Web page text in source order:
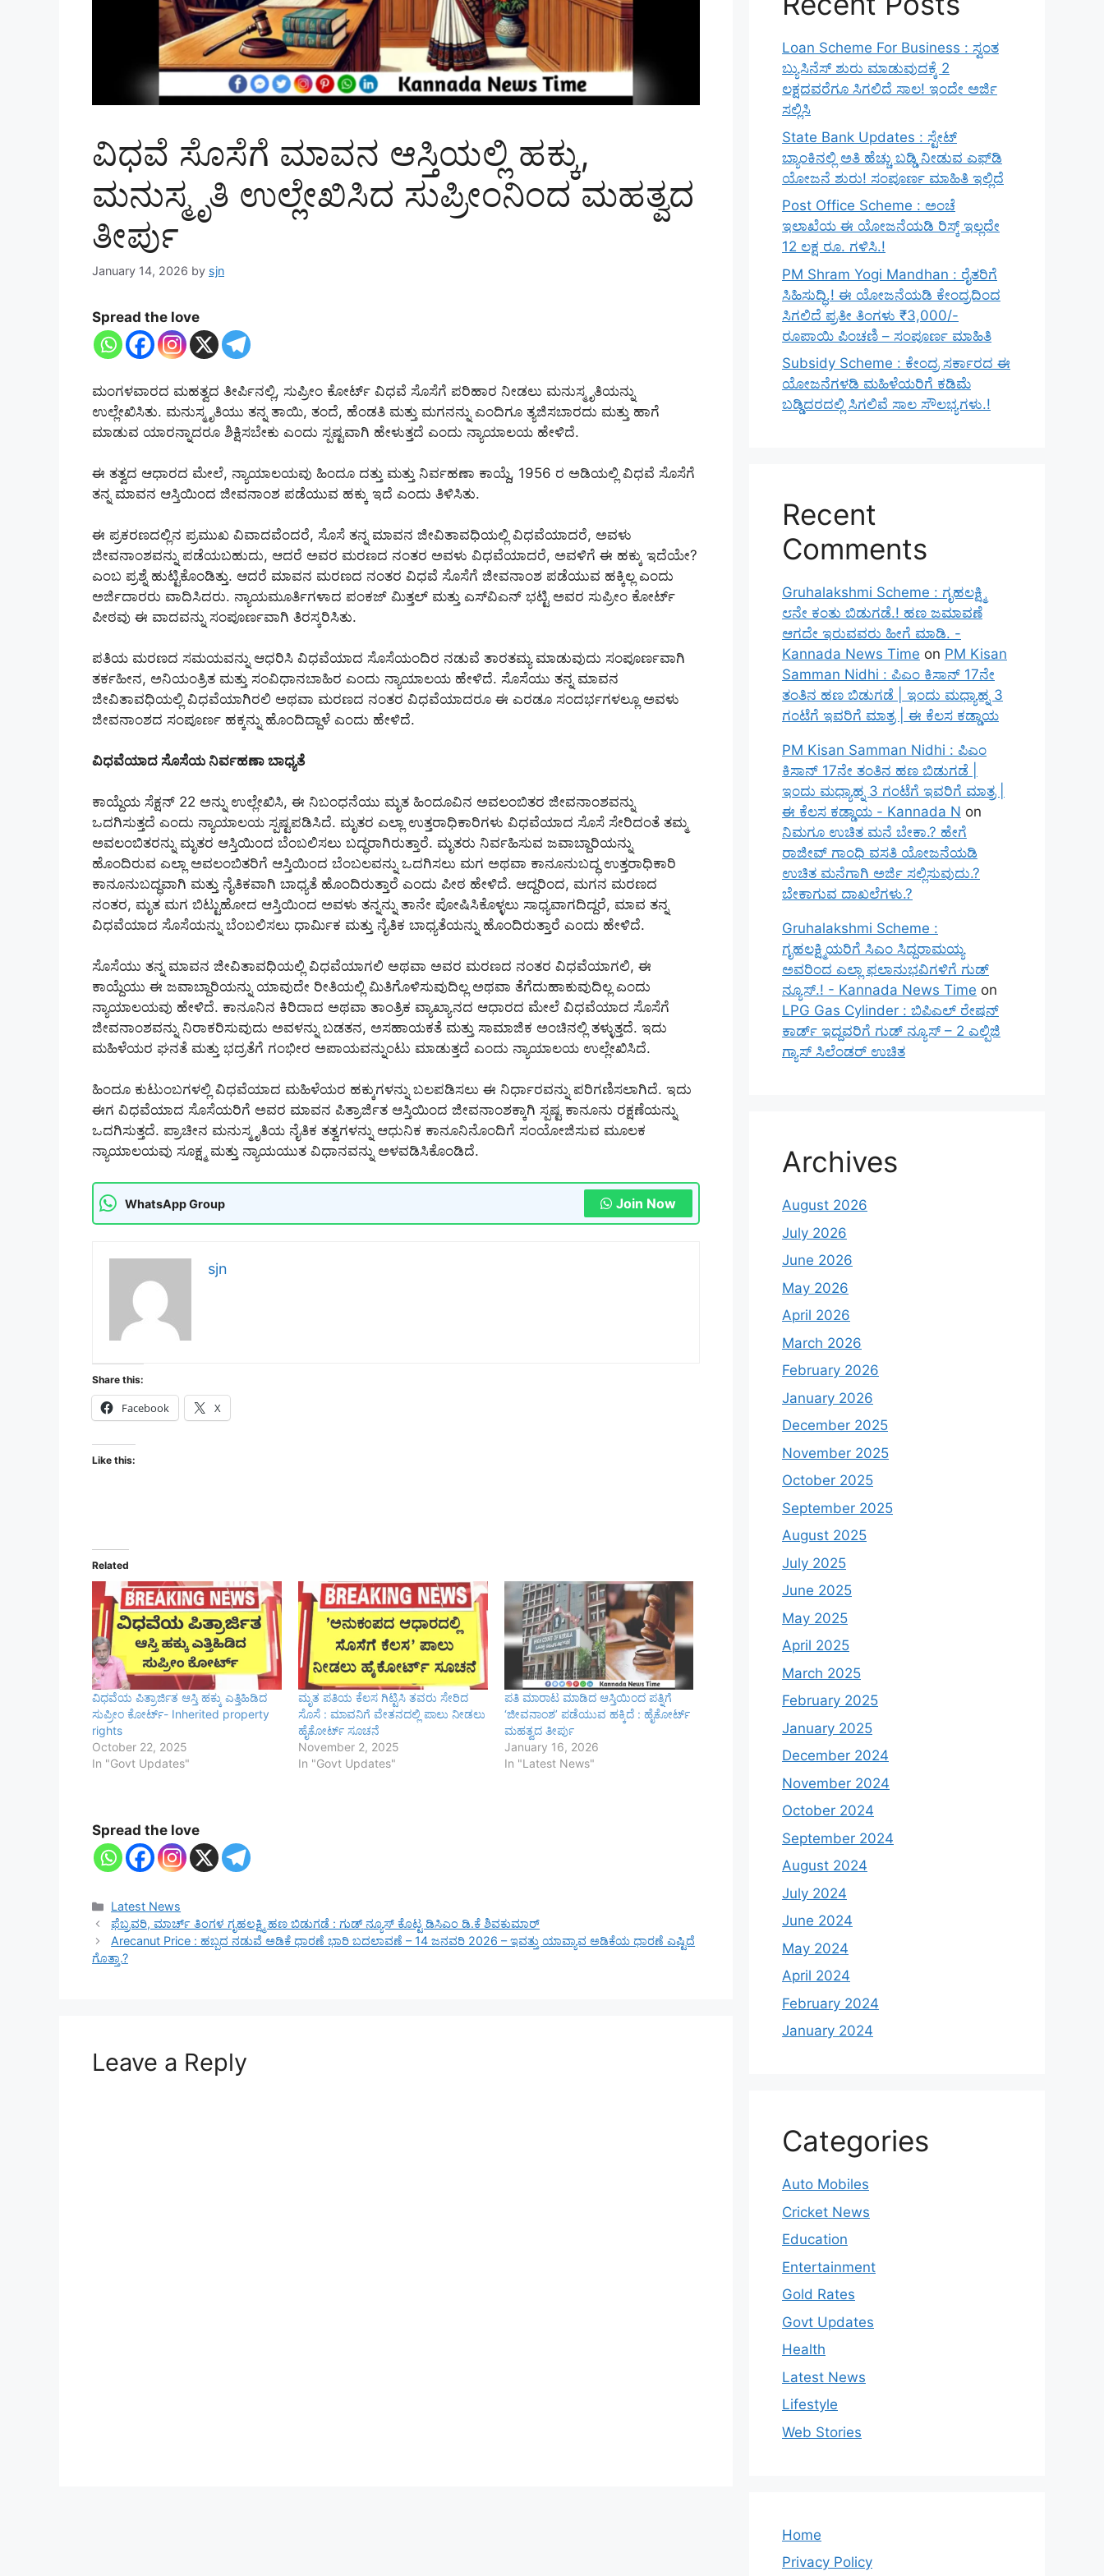
ವಿಧವೆ ಸೊಸೆಗೆ ಮಾವನ ಆಸ್ತಿಯಲ್ಲಿ ಹಕ್ಕು,
ಮನುಸ್ಮೃತಿ ಉಲ್ಲೇಖಿಸಿದ ಸುಪ್ರೀಂನಿಂದ ಮಹತ್ವದ
ತೀರ್ಪು
January 14, 2026 by sjn
Spread the love
ಮಂಗಳವಾರದ ಮಹತ್ವದ ತೀರ್ಪಿನಲ್ಲಿ, ಸುಪ್ರೀಂ ಕೋರ್ಟ್ ವಿಧವೆ ಸೊಸೆಗೆ ಪರಿಹಾರ ನೀಡಲು ಮನುಸ್ಮೃತಿಯನ್ನು
ಉಲ್ಲೇಖಿಸಿತು. ಮನುಸ್ಮೃತಿಯು ತನ್ನ ತಾಯಿ, ತಂದೆ, ಹೆಂಡತಿ ಮತ್ತು ಮಗನನ್ನು ಎಂದಿಗೂ ತ್ಯಜಿಸಬಾರದು ಮತ್ತು ಹಾಗೆ
ಮಾಡುವ ಯಾರನ್ನಾದರೂ ಶಿಕ್ಷಿಸಬೇಕು ಎಂದು ಸ್ಪಷ್ಟವಾಗಿ ಹೇಳುತ್ತದೆ ಎಂದು ನ್ಯಾಯಾಲಯ ಹೇಳಿದೆ.
ಈ ತತ್ವದ ಆಧಾರದ ಮೇಲೆ, ನ್ಯಾಯಾಲಯವು ಹಿಂದೂ ದತ್ತು ಮತ್ತು ನಿರ್ವಹಣಾ ಕಾಯ್ದೆ, 1956 ರ ಅಡಿಯಲ್ಲಿ ವಿಧವೆ ಸೊಸೆಗೆ
ತನ್ನ ಮಾವನ ಆಸ್ತಿಯಿಂದ ಜೀವನಾಂಶ ಪಡೆಯುವ ಹಕ್ಕು ಇದೆ ಎಂದು ತಿಳಿಸಿತು.
ಈ ಪ್ರಕರಣದಲ್ಲಿನ ಪ್ರಮುಖ ವಿವಾದವೆಂದರೆ, ಸೊಸೆ ತನ್ನ ಮಾವನ ಜೀವಿತಾವಧಿಯಲ್ಲಿ ವಿಧವೆಯಾದರೆ, ಅವಳು
ಜೀವನಾಂಶವನ್ನು ಪಡೆಯಬಹುದು, ಆದರೆ ಅವರ ಮರಣದ ನಂತರ ಅವಳು ವಿಧವೆಯಾದರೆ, ಅವಳಿಗೆ ಈ ಹಕ್ಕು ಇದೆಯೇ?
ಎಂಬ ಪ್ರಶ್ನೆ ಹುಟ್ಟಿಕೊಂಡಿತ್ತು. ಆದರೆ ಮಾವನ ಮರಣದ ನಂತರ ವಿಧವೆ ಸೊಸೆಗೆ ಜೀವನಾಂಶ ಪಡೆಯುವ ಹಕ್ಕಿಲ್ಲ ಎಂದು
ಅರ್ಜಿದಾರರು ವಾದಿಸಿದರು. ನ್ಯಾಯಮೂರ್ತಿಗಳಾದ ಪಂಕಜ್ ಮಿತ್ತಲ್ ಮತ್ತು ಎಸ್‌ವಿಎನ್ ಭಟ್ಟಿ ಅವರ ಸುಪ್ರೀಂ ಕೋರ್ಟ್
ಪೀಠವು ಈ ವಾದವನ್ನು ಸಂಪೂರ್ಣವಾಗಿ ತಿರಸ್ಕರಿಸಿತು.
ಪತಿಯ ಮರಣದ ಸಮಯವನ್ನು ಆಧರಿಸಿ ವಿಧವೆಯಾದ ಸೊಸೆಯಂದಿರ ನಡುವೆ ತಾರತಮ್ಯ ಮಾಡುವುದು ಸಂಪೂರ್ಣವಾಗಿ
ತರ್ಕಹೀನ, ಅನಿಯಂತ್ರಿತ ಮತ್ತು ಸಂವಿಧಾನಬಾಹಿರ ಎಂದು ನ್ಯಾಯಾಲಯ ಹೇಳಿದೆ. ಸೊಸೆಯು ತನ್ನ ಮಾವನ
ಜೀವಿತಾವಧಿಯಲ್ಲಿ ವಿಧವೆಯಾಗಿರಲಿ ಅಥವಾ ಮರಣದ ನಂತರ ವಿಧವೆಯಾದರೂ ಈ ಎರಡೂ ಸಂದರ್ಭಗಳಲ್ಲೂ ಅವಳು
ಜೀವನಾಂಶದ ಸಂಪೂರ್ಣ ಹಕ್ಕನ್ನು ಹೊಂದಿದ್ದಾಳೆ ಎಂದು ಹೇಳಿದೆ.
ವಿಧವೆಯಾದ ಸೊಸೆಯ ನಿರ್ವಹಣಾ ಬಾಧ್ಯತೆ
ಕಾಯ್ದೆಯ ಸೆಕ್ಷನ್ 22 ಅನ್ನು ಉಲ್ಲೇಖಿಸಿ, ಈ ನಿಬಂಧನೆಯು ಮೃತ ಹಿಂದೂವಿನ ಅವಲಂಬಿತರ ಜೀವನಾಂಶವನ್ನು
ಒದಗಿಸುತ್ತದೆ ಎಂದು ನ್ಯಾಯಾಲಯ ಸ್ಪಷ್ಟಪಡಿಸಿದೆ. ಮೃತರ ಎಲ್ಲಾ ಉತ್ತರಾಧಿಕಾರಿಗಳು ವಿಧವೆಯಾದ ಸೊಸೆ ಸೇರಿದಂತೆ ತಮ್ಮ
ಅವಲಂಬಿತರನ್ನು ಮೃತರ ಆಸ್ತಿಯಿಂದ ಬೆಂಬಲಿಸಲು ಬದ್ಧರಾಗಿರುತ್ತಾರೆ. ಮೃತರು ನಿರ್ವಹಿಸುವ ಜವಾಬ್ದಾರಿಯನ್ನು
ಹೊಂದಿರುವ ಎಲ್ಲಾ ಅವಲಂಬಿತರಿಗೆ ಆಸ್ತಿಯಿಂದ ಬೆಂಬಲವನ್ನು ಒದಗಿಸಲು ಮಗ ಅಥವಾ ಕಾನೂನುಬದ್ಧ ಉತ್ತರಾಧಿಕಾರಿ
ಕಾನೂನುಬದ್ಧವಾಗಿ ಮತ್ತು ನೈತಿಕವಾಗಿ ಬಾಧ್ಯತೆ ಹೊಂದಿರುತ್ತಾರೆ ಎಂದು ಪೀಠ ಹೇಳಿದೆ. ಆದ್ದರಿಂದ, ಮಗನ ಮರಣದ
ನಂತರ, ಮೃತ ಮಗ ಬಿಟ್ಟುಹೋದ ಆಸ್ತಿಯಿಂದ ಅವಳು ತನ್ನನ್ನು ತಾನೇ ಪೋಷಿಸಿಕೊಳ್ಳಲು ಸಾಧ್ಯವಾಗದಿದ್ದರೆ, ಮಾವ ತನ್ನ
ವಿಧವೆಯಾದ ಸೊಸೆಯನ್ನು ಬೆಂಬಲಿಸಲು ಧಾರ್ಮಿಕ ಮತ್ತು ನೈತಿಕ ಬಾಧ್ಯತೆಯನ್ನು ಹೊಂದಿರುತ್ತಾರೆ ಎಂದು ಹೇಳಿದೆ.
ಸೊಸೆಯು ತನ್ನ ಮಾವನ ಜೀವಿತಾವಧಿಯಲ್ಲಿ ವಿಧವೆಯಾಗಲಿ ಅಥವಾ ಅವರ ಮರಣದ ನಂತರ ವಿಧವೆಯಾಗಲಿ, ಈ
ಕಾಯ್ದೆಯು ಈ ಜವಾಬ್ದಾರಿಯನ್ನು ಯಾವುದೇ ರೀತಿಯಲ್ಲಿ ಮಿತಿಗೊಳಿಸುವುದಿಲ್ಲ ಅಥವಾ ತೆಗೆದುಹಾಕುವುದಿಲ್ಲ ಎಂದು
ನ್ಯಾಯಾಲಯವು ಹೇಳಿದೆ. ಕಾನೂನಿನ ಕಿರಿದಾದ ಅಥವಾ ತಾಂತ್ರಿಕ ವ್ಯಾಖ್ಯಾನದ ಆಧಾರದ ಮೇಲೆ ವಿಧವೆಯಾದ ಸೊಸೆಗೆ
ಜೀವನಾಂಶವನ್ನು ನಿರಾಕರಿಸುವುದು ಅವಳನ್ನು ಬಡತನ, ಅಸಹಾಯಕತೆ ಮತ್ತು ಸಾಮಾಜಿಕ ಅಂಚಿನಲ್ಲಿ ತಳ್ಳುತ್ತದೆ. ಇದು
ಮಹಿಳೆಯರ ಘನತೆ ಮತ್ತು ಭದ್ರತೆಗೆ ಗಂಭೀರ ಅಪಾಯವನ್ನುಂಟು ಮಾಡುತ್ತದೆ ಎಂದು ನ್ಯಾಯಾಲಯ ಉಲ್ಲೇಖಿಸಿದೆ.
ಹಿಂದೂ ಕುಟುಂಬಗಳಲ್ಲಿ ವಿಧವೆಯಾದ ಮಹಿಳೆಯರ ಹಕ್ಕುಗಳನ್ನು ಬಲಪಡಿಸಲು ಈ ನಿರ್ಧಾರವನ್ನು ಪರಿಗಣಿಸಲಾಗಿದೆ. ಇದು
ಈಗ ವಿಧವೆಯಾದ ಸೊಸೆಯರಿಗೆ ಅವರ ಮಾವನ ಪಿತ್ರಾರ್ಜಿತ ಆಸ್ತಿಯಿಂದ ಜೀವನಾಂಶಕ್ಕಾಗಿ ಸ್ಪಷ್ಟ ಕಾನೂನು ರಕ್ಷಣೆಯನ್ನು
ಒದಗಿಸುತ್ತದೆ. ಪ್ರಾಚೀನ ಮನುಸ್ಮೃತಿಯ ನೈತಿಕ ತತ್ವಗಳನ್ನು ಆಧುನಿಕ ಕಾನೂನಿನೊಂದಿಗೆ ಸಂಯೋಜಿಸುವ ಮೂಲಕ
ನ್ಯಾಯಾಲಯವು ಸೂಕ್ಷ್ಮ ಮತ್ತು ನ್ಯಾಯಯುತ ವಿಧಾನವನ್ನು ಅಳವಡಿಸಿಕೊಂಡಿದೆ.
WhatsApp Group Join Now
sjn
Share this:
Facebook X
Like this:
Related
ವಿಧವೆಯ ಪಿತ್ರಾರ್ಜಿತ ಆಸ್ತಿ ಹಕ್ಕು ಎತ್ತಿಹಿಡಿದ
ಸುಪ್ರೀಂ ಕೋರ್ಟ್- Inherited property
rights
October 22, 2025
In "Govt Updates"
ಮೃತ ಪತಿಯ ಕೆಲಸ ಗಿಟ್ಟಿಸಿ ತವರು ಸೇರಿದ
ಸೊಸೆ : ಮಾವನಿಗೆ ವೇತನದಲ್ಲಿ ಪಾಲು ನೀಡಲು
ಹೈಕೋರ್ಟ್‌ ಸೂಚನೆ
November 2, 2025
In "Govt Updates"
ಪತಿ ಮಾರಾಟ ಮಾಡಿದ ಆಸ್ತಿಯಿಂದ ಪತ್ನಿಗೆ
‘ಜೀವನಾಂಶ’ ಪಡೆಯುವ ಹಕ್ಕಿದೆ : ಹೈಕೋರ್ಟ್
ಮಹತ್ವದ ತೀರ್ಪು
January 16, 2026
In "Latest News"
Spread the love
Categories
Latest News
ಫೆಬ್ರವರಿ, ಮಾರ್ಚ್‌ ತಿಂಗಳ ಗೃಹಲಕ್ಷ್ಮಿ ಹಣ ಬಿಡುಗಡೆ : ಗುಡ್‌ ನ್ಯೂಸ್‌ ಕೊಟ್ಟ ಡಿಸಿಎಂ ಡಿ.ಕೆ ಶಿವಕುಮಾರ್
Arecanut Price : ಹಬ್ಬದ ನಡುವೆ ಅಡಿಕೆ ಧಾರಣೆ ಭಾರಿ ಬದಲಾವಣೆ – 14 ಜನವರಿ 2026 – ಇವತ್ತು ಯಾವ್ಯಾವ ಅಡಿಕೆಯ ಧಾರಣೆ ಎಷ್ಟಿದೆ
ಗೊತ್ತಾ.?
Leave a Reply
Loan Scheme For Business : ಸ್ವಂತ
ಬ್ಯುಸಿನೆಸ್ ಶುರು ಮಾಡುವುದಕ್ಕೆ 2
ಲಕ್ಷದವರೆಗೂ ಸಿಗಲಿದೆ ಸಾಲ! ಇಂದೇ ಅರ್ಜಿ
ಸಲ್ಲಿಸಿ
State Bank Updates : ಸ್ಟೇಟ್
ಬ್ಯಾಂಕಿನಲ್ಲಿ ಅತಿ ಹೆಚ್ಚು ಬಡ್ಡಿ ನೀಡುವ ಎಫ್‌ಡಿ
ಯೋಜನೆ ಶುರು! ಸಂಪೂರ್ಣ ಮಾಹಿತಿ ಇಲ್ಲಿದೆ
Post Office Scheme : ಅಂಚೆ
ಇಲಾಖೆಯ ಈ ಯೋಜನೆಯಡಿ ರಿಸ್ಕ್‌ ಇಲ್ಲದೇ
12 ಲಕ್ಷ ರೂ. ಗಳಿಸಿ.!
PM Shram Yogi Mandhan : ರೈತರಿಗೆ
ಸಿಹಿಸುದ್ಧಿ.! ಈ ಯೋಜನೆಯಡಿ ಕೇಂದ್ರದಿಂದ
ಸಿಗಲಿದೆ ಪ್ರತೀ ತಿಂಗಳು ₹3,000/-
ರೂಪಾಯಿ ಪಿಂಚಣಿ – ಸಂಪೂರ್ಣ ಮಾಹಿತಿ
Subsidy Scheme : ಕೇಂದ್ರ ಸರ್ಕಾರದ ಈ
ಯೋಜನೆಗಳಡಿ ಮಹಿಳೆಯರಿಗೆ ಕಡಿಮೆ
ಬಡ್ಡಿದರದಲ್ಲಿ ಸಿಗಲಿವೆ ಸಾಲ ಸೌಲಭ್ಯಗಳು.!
Recent
Comments
Gruhalakshmi Scheme : ಗೃಹಲಕ್ಷ್ಮಿ
೮ನೇ ಕಂತು ಬಿಡುಗಡೆ.! ಹಣ ಜಮಾವಣೆ
ಆಗದೇ ಇರುವವರು ಹೀಗೆ ಮಾಡಿ. -
Kannada News Time on PM Kisan
Samman Nidhi : ಪಿಎಂ ಕಿಸಾನ್ 17ನೇ
ತಂತಿನ ಹಣ ಬಿಡುಗಡೆ | ಇಂದು ಮಧ್ಯಾಹ್ನ 3
ಗಂಟೆಗೆ ಇವರಿಗೆ ಮಾತ್ರ | ಈ ಕೆಲಸ ಕಡ್ಡಾಯ
PM Kisan Samman Nidhi : ಪಿಎಂ
ಕಿಸಾನ್ 17ನೇ ತಂತಿನ ಹಣ ಬಿಡುಗಡೆ |
ಇಂದು ಮಧ್ಯಾಹ್ನ 3 ಗಂಟೆಗೆ ಇವರಿಗೆ ಮಾತ್ರ |
ಈ ಕೆಲಸ ಕಡ್ಡಾಯ - Kannada N on
ನಿಮಗೂ ಉಚಿತ ಮನೆ ಬೇಕಾ.? ಹೇಗೆ
ರಾಜೀವ್ ಗಾಂಧಿ ವಸತಿ ಯೋಜನೆಯಡಿ
ಉಚಿತ ಮನೆಗಾಗಿ ಅರ್ಜಿ ಸಲ್ಲಿಸುವುದು.?
ಬೇಕಾಗುವ ದಾಖಲೆಗಳು.?
Gruhalakshmi Scheme :
ಗೃಹಲಕ್ಷ್ಮಿಯರಿಗೆ ಸಿಎಂ ಸಿದ್ದರಾಮಯ್ಯ
ಅವರಿಂದ ಎಲ್ಲಾ ಫಲಾನುಭವಿಗಳಿಗೆ ಗುಡ್
ನ್ಯೂಸ್.! - Kannada News Time on
LPG Gas Cylinder : ಬಿಪಿಎಲ್ ರೇಷನ್
ಕಾರ್ಡ್ ಇದ್ದವರಿಗೆ ಗುಡ್ ನ್ಯೂಸ್ – 2 ಎಲ್ಪಿಜಿ
ಗ್ಯಾಸ್ ಸಿಲೆಂಡರ್ ಉಚಿತ
Archives
August 2026
July 2026
June 2026
May 2026
April 2026
March 2026
February 2026
January 2026
December 2025
November 2025
October 2025
September 2025
August 2025
July 2025
June 2025
May 2025
April 2025
March 2025
February 2025
January 2025
December 2024
November 2024
October 2024
September 2024
August 2024
July 2024
June 2024
May 2024
April 2024
February 2024
January 2024
Categories
Auto Mobiles
Cricket News
Education
Entertainment
Gold Rates
Govt Updates
Health
Latest News
Lifestyle
Web Stories
Home
Privacy Policy